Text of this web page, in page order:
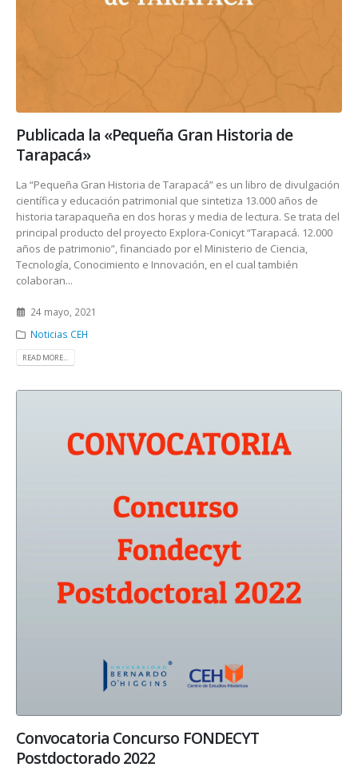
Publicada la «Pequeña Gran Historia de
Tarapacá»
La “Pequeña Gran Historia de Tarapacá” es un libro de divulgación
científica y educación patrimonial que sintetiza 13.000 años de
historia tarapaqueña en dos horas y media de lectura. Se trata del
principal producto del proyecto Explora-Conicyt “Tarapacá. 12.000
años de patrimonio”, financiado por el Ministerio de Ciencia,
Tecnología, Conocimiento e Innovación, en el cual también
colaboran...
24 mayo, 2021
Noticias CEH
READ MORE...
Convocatoria Concurso FONDECYT
Postdoctorado 2022